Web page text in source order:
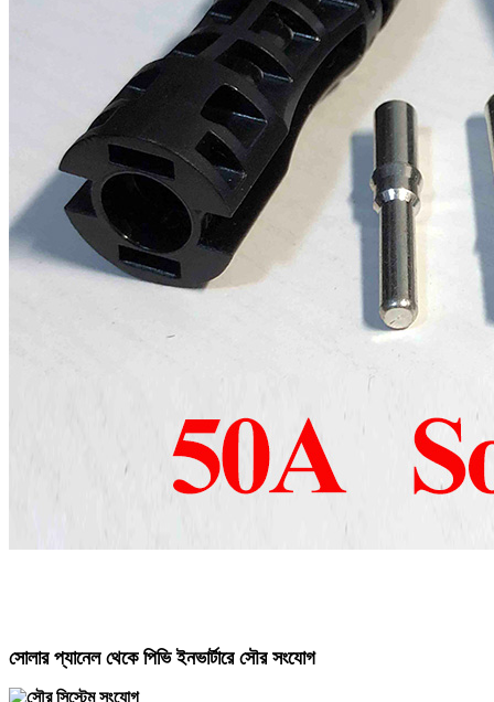
সোলার প্যানেল থেকে পিভি ইনভার্টারে সৌর সংযোগ